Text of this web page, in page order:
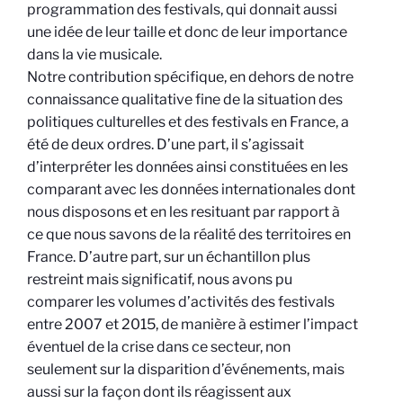
programmation des festivals, qui donnait aussi
une idée de leur taille et donc de leur importance
dans la vie musicale.
Notre contribution spécifique, en dehors de notre
connaissance qualitative fine de la situation des
politiques culturelles et des festivals en France, a
été de deux ordres. D’une part, il s’agissait
d’interpréter les données ainsi constituées en les
comparant avec les données internationales dont
nous disposons et en les resituant par rapport à
ce que nous savons de la réalité des territoires en
France. D’autre part, sur un échantillon plus
restreint mais significatif, nous avons pu
comparer les volumes d’activités des festivals
entre 2007 et 2015, de manière à estimer l’impact
éventuel de la crise dans ce secteur, non
seulement sur la disparition d’événements, mais
aussi sur la façon dont ils réagissent aux